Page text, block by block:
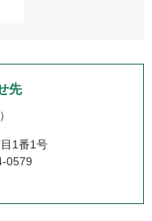
先
1番1号
0579